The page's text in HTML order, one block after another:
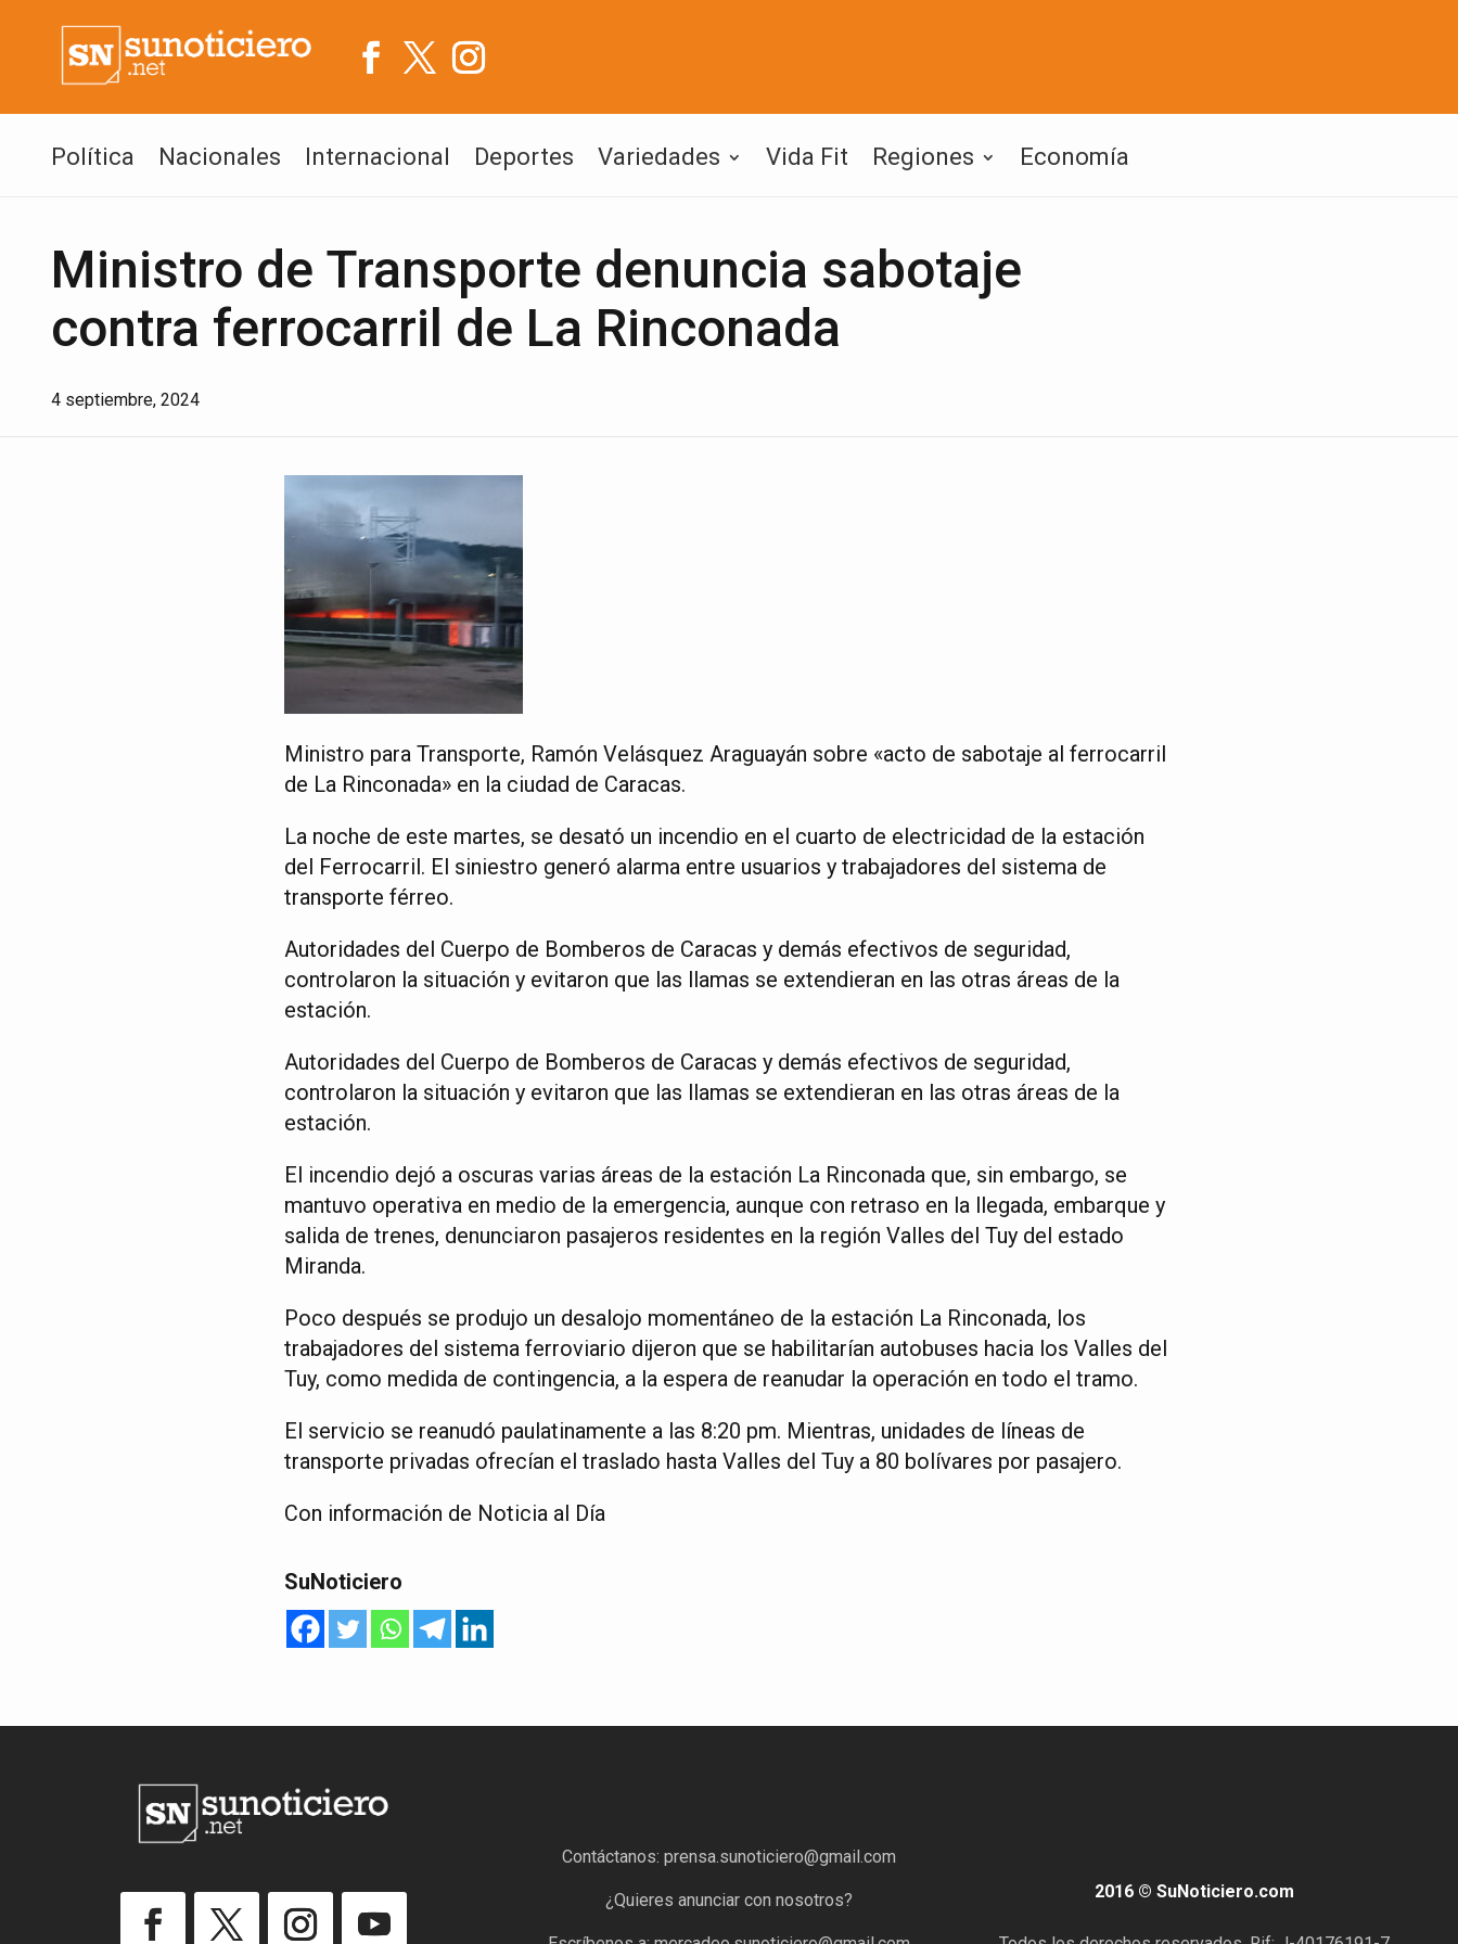
Política Nacionales Internacional Deportes Variedades Vida Fit Regiones Economía
Ministro de Transporte denuncia sabotaje
contra ferrocarril de La Rinconada
4 septiembre, 2024
Ministro para Transporte, Ramón Velásquez Araguayán sobre «acto de sabotaje al ferrocarril
de La Rinconada» en la ciudad de Caracas.
La noche de este martes, se desató un incendio en el cuarto de electricidad de la estación
del Ferrocarril. El siniestro generó alarma entre usuarios y trabajadores del sistema de
transporte férreo.
Autoridades del Cuerpo de Bomberos de Caracas y demás efectivos de seguridad,
controlaron la situación y evitaron que las llamas se extendieran en las otras áreas de la
estación.
Autoridades del Cuerpo de Bomberos de Caracas y demás efectivos de seguridad,
controlaron la situación y evitaron que las llamas se extendieran en las otras áreas de la
estación.
El incendio dejó a oscuras varias áreas de la estación La Rinconada que, sin embargo, se
mantuvo operativa en medio de la emergencia, aunque con retraso en la llegada, embarque y
salida de trenes, denunciaron pasajeros residentes en la región Valles del Tuy del estado
Miranda.
Poco después se produjo un desalojo momentáneo de la estación La Rinconada, los
trabajadores del sistema ferroviario dijeron que se habilitarían autobuses hacia los Valles del
Tuy, como medida de contingencia, a la espera de reanudar la operación en todo el tramo.
El servicio se reanudó paulatinamente a las 8:20 pm. Mientras, unidades de líneas de
transporte privadas ofrecían el traslado hasta Valles del Tuy a 80 bolívares por pasajero.
Con información de Noticia al Día
SuNoticiero
Contáctanos: prensa.sunoticiero@gmail.com
¿Quieres anunciar con nosotros? 2016 © SuNoticiero.com